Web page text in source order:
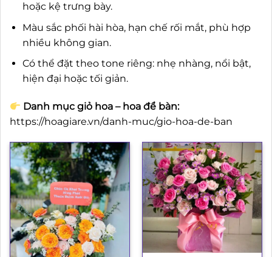
hoặc kệ trưng bày.
Màu sắc phối hài hòa, hạn chế rối mắt, phù hợp
nhiều không gian.
Có thể đặt theo tone riêng: nhẹ nhàng, nổi bật,
hiện đại hoặc tối giản.
Danh mục giỏ hoa – hoa để bàn:
https://hoagiare.vn/danh-muc/gio-hoa-de-ban